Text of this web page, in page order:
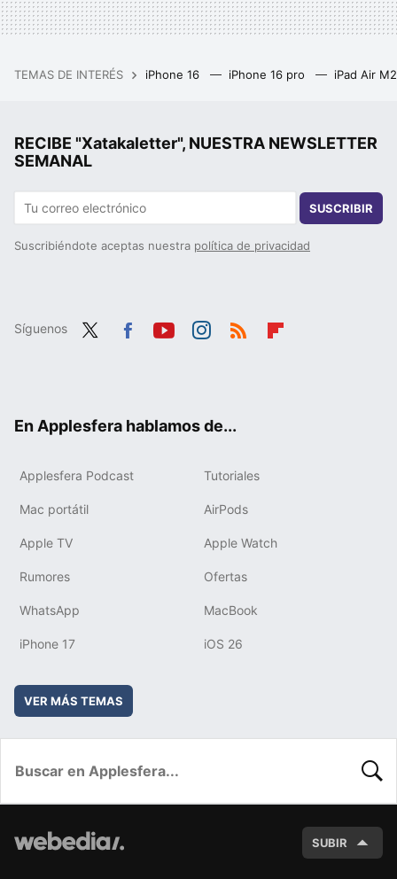
TEMAS DE INTERÉS iPhone 16 iPhone 16 pro iPad Air
RECIBE "Xatakaletter", NUESTRA NEWSLETTER
SEMANAL
SUSCRIBIR
Suscribiéndote aceptas nuestra política de privacidad
Síguenos
En Applesfera hablamos de...
Applesfera Podcast Tutoriales
Mac portátil AirPods
Apple TV Apple Watch
Rumores Ofertas
WhatsApp MacBook
iPhone 17 iOS 26
VER MÁS TEMAS
SUBIR